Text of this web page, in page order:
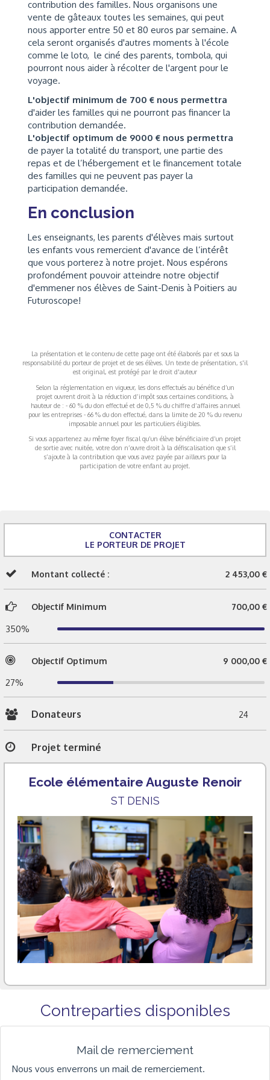
contribution des familles. Nous organisons une
vente de gâteaux toutes les semaines, qui peut
nous apporter entre 50 et 80 euros par semaine. A
cela seront organisés d'autres moments à l'école
comme le loto, le ciné des parents, tombola, qui
pourront nous aider à récolter de l'argent pour le
voyage.
L'objectif minimum de 700 € nous permettra
d'aider les familles qui ne pourront pas financer la
contribution demandée.
L'objectif optimum de 9000 € nous permettra
de payer la totalité du transport, une partie des
repas et de l’hébergement et le financement totale
des familles qui ne peuvent pas payer la
participation demandée.
En conclusion
Les enseignants, les parents d'élèves mais surtout
les enfants vous remercient d'avance de l’intérêt
que vous porterez à notre projet. Nous espérons
profondément pouvoir atteindre notre objectif
d'emmener nos élèves de Saint-Denis à Poitiers au
Futuroscope!
La présentation et le contenu de cette page ont été élaborés par et sous la
responsabilité du porteur de projet et de ses élèves. Un texte de présentation, s'il
est original, est protégé par le droit d'auteur
Selon la réglementation en vigueur, les dons effectués au bénéfice d’un
projet ouvrent droit à la réduction d’impôt sous certaines conditions, à
hauteur de : - 60 % du don effectué et de 0,5 % du chiffre d’affaires annuel
pour les entreprises - 66 % du don effectué, dans la limite de 20 % du revenu
imposable annuel pour les particuliers éligibles.
Si vous appartenez au même foyer fiscal qu’un élève bénéficiaire d’un projet
de sortie avec nuitée, votre don n’ouvre droit à la défiscalisation que s’il
s’ajoute à la contribution que vous avez payée par ailleurs pour la
participation de votre enfant au projet.
CONTACTER
LE PORTEUR DE PROJET
Montant collecté : 2 453,00 €
Objectif Minimum 700,00 €
350%
Objectif Optimum 9 000,00 €
27%
Donateurs 24
Projet terminé
Ecole élémentaire Auguste Renoir
ST DENIS
Contreparties disponibles
Mail de remerciement
Nous vous enverrons un mail de remerciement.